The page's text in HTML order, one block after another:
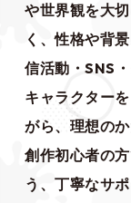
や世界観を大
く、性格や背
信活動・SNS
キャラクター
がら、理想の
創作初心者の
う、丁寧なサ